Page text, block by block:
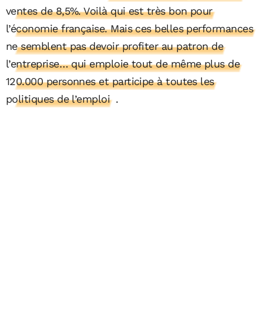
ventes de 8,5%. Voilà qui est très bon pour
l’économie française. Mais ces belles performances
ne semblent pas devoir profiter au patron de
l’entreprise… qui emploie tout de même plus de
120.000 personnes et participe à toutes les
politiques de l’emploi .